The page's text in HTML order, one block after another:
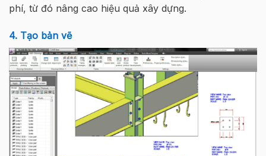
phí, từ đó nâng cao hiệu quả xây dựng.
4. Tạo bản vẽ